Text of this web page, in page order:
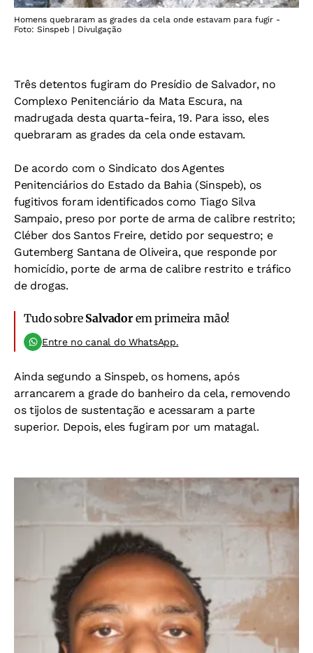
Homens quebraram as grades da cela onde estavam para fugir -
Foto: Sinspeb | Divulgação
Três detentos fugiram do Presídio de Salvador, no
Complexo Penitenciário da Mata Escura, na
madrugada desta quarta-feira, 19. Para isso, eles
quebraram as grades da cela onde estavam.
De acordo com o Sindicato dos Agentes
Penitenciários do Estado da Bahia (Sinspeb), os
fugitivos foram identificados como Tiago Silva
Sampaio, preso por porte de arma de calibre restrito;
Cléber dos Santos Freire, detido por sequestro; e
Gutemberg Santana de Oliveira, que responde por
homicídio, porte de arma de calibre restrito e tráfico
de drogas.
Tudo sobre Salvadorem primeira mão!
Entre no canal do WhatsApp.
Ainda segundo a Sinspeb, os homens, após
arrancarem a grade do banheiro da cela, removendo
os tijolos de sustentação e acessaram a parte
superior. Depois, eles fugiram por um matagal.